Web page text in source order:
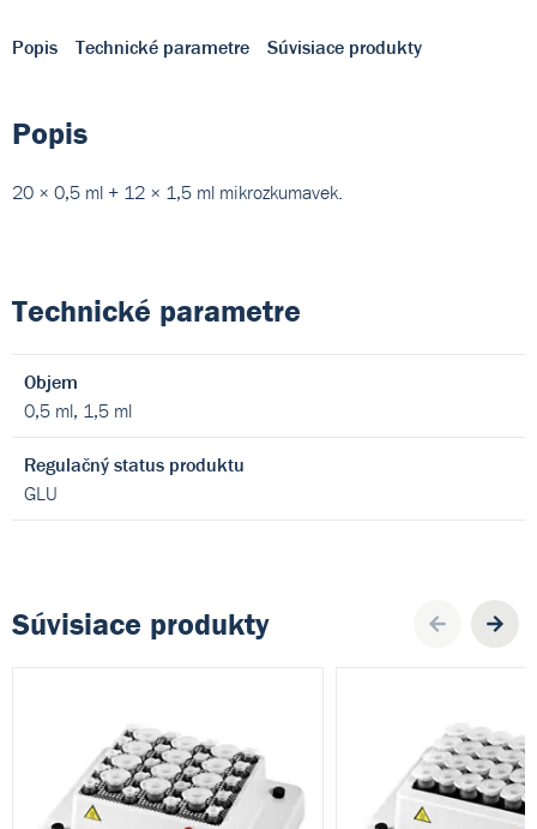
Popis Technické parametre Súvisiace produkty
Popis
20 × 0,5 ml + 12 × 1,5 ml mikrozkumavek.
Technické parametre
Objem
0,5 ml, 1,5 ml
Regulačný status produktu
GLU
Súvisiace produkty